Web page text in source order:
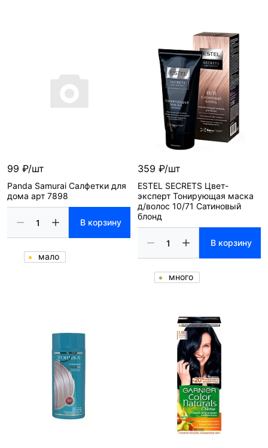
99 ₽/шт
Panda Samurai Салфетки для
дома арт 7898
В корзину
мало
359 ₽/шт
ESTEL SECRETS Цвет-
эксперт Тонирующая маска
д/волос 10/71 Сатиновый
блонд
В корзину
много